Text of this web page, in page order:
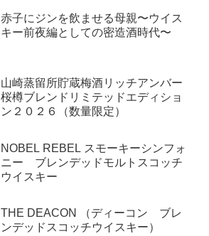
赤子にジンを飲ませる母親〜ウイス
キー前夜編としての密造酒時代〜
山崎蒸留所貯蔵梅酒リッチアンバー
桜樽ブレンドリミテッドエディショ
ン２０２６（数量限定）
NOBEL REBEL スモーキーシンフォ
ニー ブレンデッドモルトスコッチ
ウイスキー
THE DEACON （ディーコン ブレ
ンデッドスコッチウイスキー）